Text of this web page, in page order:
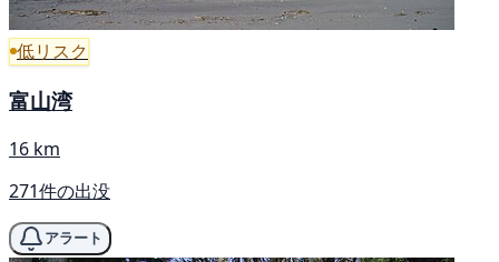
低リスク
富山湾
16 km
271件の出没
アラート